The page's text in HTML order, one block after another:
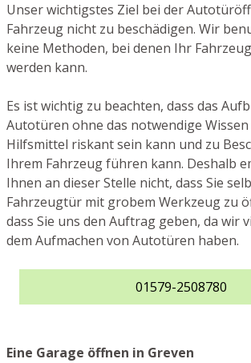
Unser wichtigstes Ziel bei der
Fahrzeug nicht zu beschädigen. Wir
keine Methoden, bei denen Ihr
werden kann.
Es ist wichtig zu beachten, dass das
Autotüren ohne das notwendige
Hilfsmittel riskant sein kann und zu
Ihrem Fahrzeug führen kann. Deshalb
Ihnen an dieser Stelle nicht, dass Sie
Fahrzeugtür mit grobem Werkzeug zu
dass Sie uns den Auftrag geben, da wir
dem Aufmachen von Autotüren haben.
01579-2508780
Eine Garage öffnen in Greven